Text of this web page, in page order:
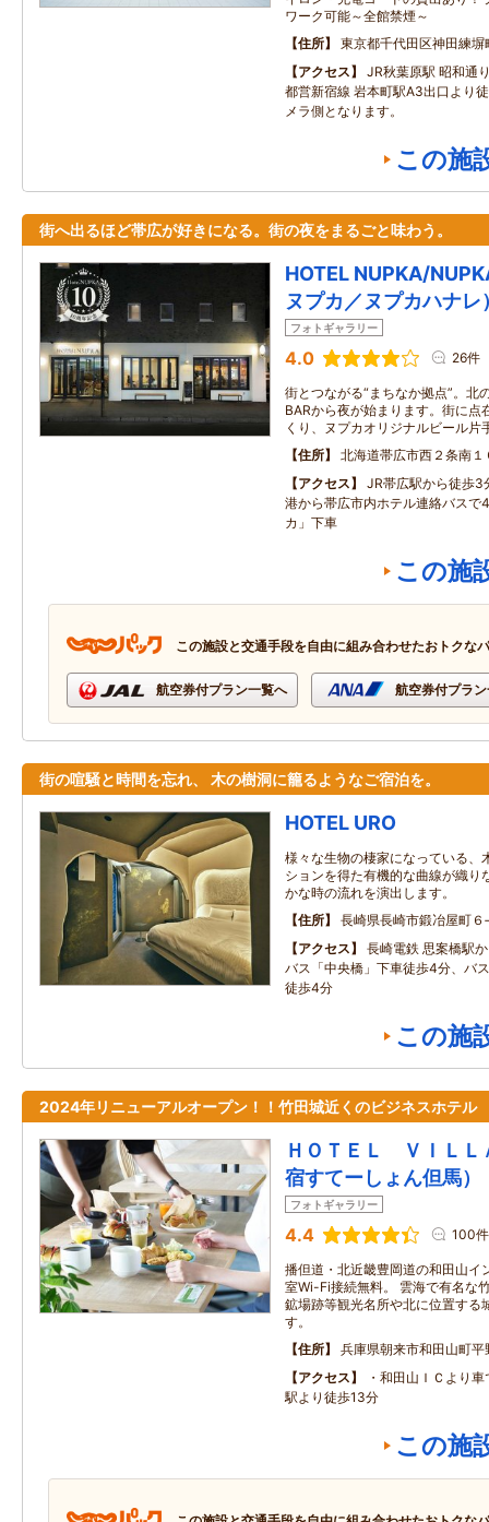
ワーク可能～全館禁煙～
住所
東京都千代田区神田練塀
アクセス
JR秋葉原駅 昭和
都営新宿線 岩本町駅A3出口より
メラ側となります。
この施
街へ出るほど帯広が好きになる。街の夜をまるごと味わう。
HOTEL NUPKA/
ヌプカ／ヌプカハナレ
フォトギャラリー
4.0 26件
街とつながる“まちなか拠点”。北
BARから夜が始まります。街に点
くり、ヌプカオリジナルビール片
住所
北海道帯広市西２条南
アクセス
JR帯広駅から徒歩3
港から帯広市内ホテル連絡バスで
カ」下車
この施
この施設と交通手段を自由に組み合わせたおトクな
航空券付プラン一覧へ 航空券付プラ
街の喧騒と時間を忘れ、 木の樹洞に籠るようなご宿泊を。
HOTEL URO
様々な生物の棲家になっている、
ションを得た有機的な曲線が織り
かな時の流れを演出します。
住所
長崎県長崎市鍛冶屋町６
アクセス
長崎電鉄 思案橋駅
バス「中央橋」下車徒歩4分、バ
徒歩4分
この施
2024年リニューアルオープン！！竹田城近くのビジネスホテル
ＨＯＴＥＬ ＶＩＬＬ
宿すてーしょん但馬）
フォトギャラリー
4.4 100件
播但道・北近畿豊岡道の和田山イ
室Wi-Fi接続無料。 雲海で有名な
鉱場跡等観光名所や北に位置する
す。
住所
兵庫県朝来市和田山町
アクセス
・和田山ＩＣより
駅より徒歩13分
この施